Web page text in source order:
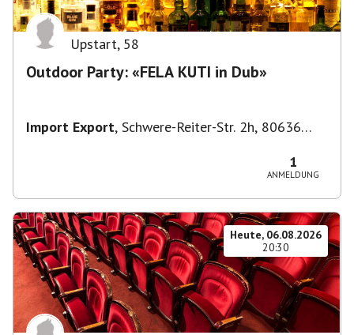
Upstart, 58
Outdoor Party: «FELA KUTI in Dub»
Import Export, Schwere-Reiter-Str. 2h, 80636
1
ANMELDUNG
Heute, 06.08.2026
20:30